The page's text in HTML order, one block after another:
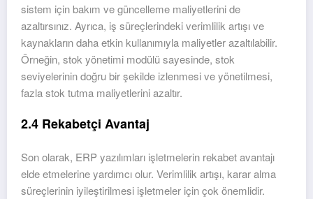
sistem için bakım ve güncelleme maliyetlerini de
azaltırsınız. Ayrıca, iş süreçlerindeki verimlilik artışı ve
kaynakların daha etkin kullanımıyla maliyetler azaltılabilir.
Örneğin, stok yönetimi modülü sayesinde, stok
seviyelerinin doğru bir şekilde izlenmesi ve yönetilmesi,
fazla stok tutma maliyetlerini azaltır.
2.4 Rekabetçi Avantaj
Son olarak, ERP yazılımları işletmelerin rekabet avantajı
elde etmelerine yardımcı olur. Verimlilik artışı, karar alma
süreçlerinin iyileştirilmesi işletmeler için çok önemlidir.